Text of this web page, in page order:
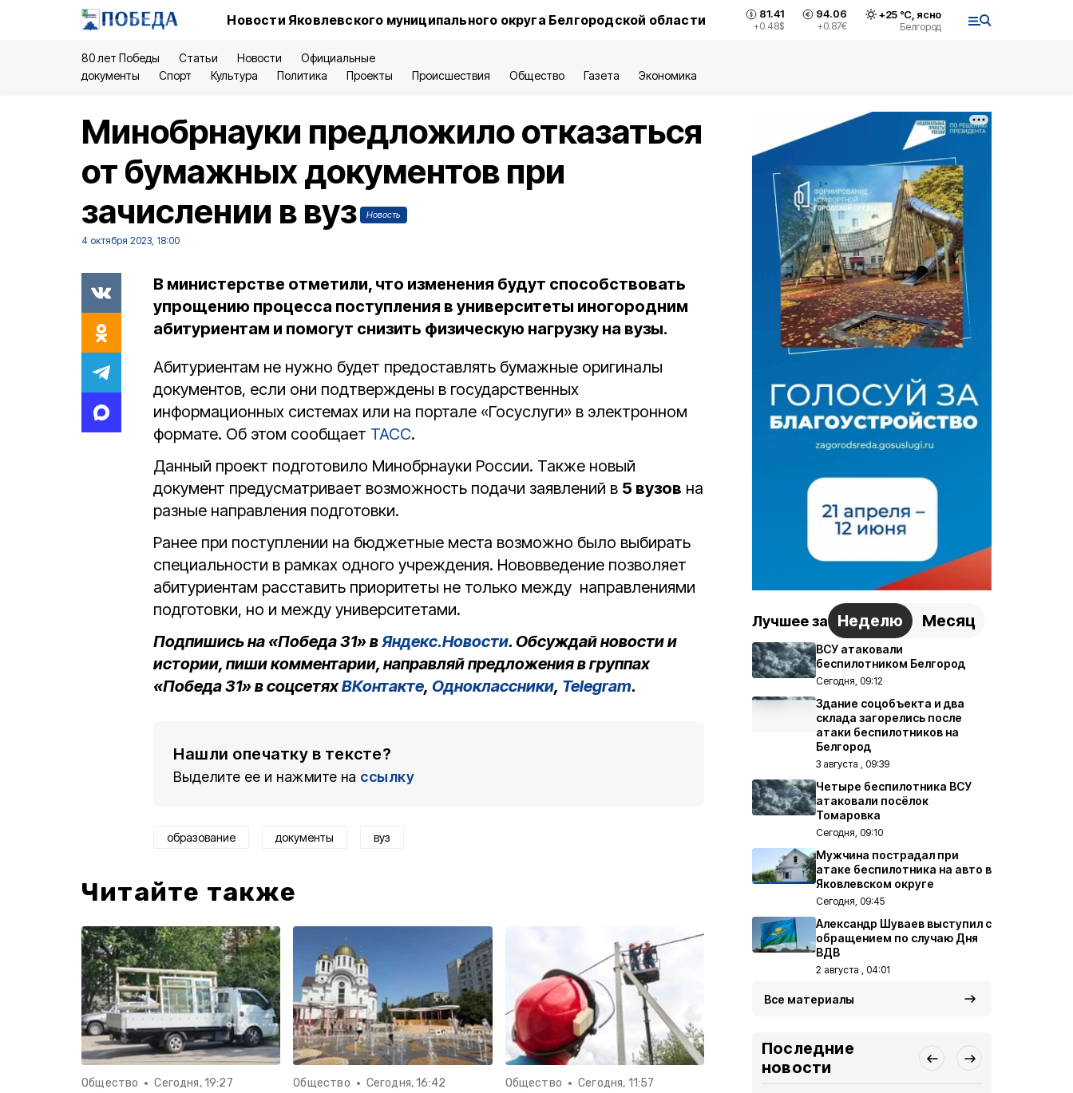
Новости Яковлевского муниципального округа Белгородской области 81.41
+0.48$
94.06
+0.87€
+25°С, ясно
Белгород
80 лет Победы Статьи Новости
Официальные
документы
Спорт Культура Политика Проекты Происшествия Общество Газета Экономика
Минобрнауки предложило отказаться
от бумажных документов при
зачислении в вуз
Новость
4 октября 2023, 18:00
В министерстве отметили, что изменения будут способствовать
упрощению процесса поступления в университеты иногородним
абитуриентам и помогут снизить физическую нагрузку на вузы.
Абитуриентам не нужно будет предоставлять бумажные оригиналы
документов, если они подтверждены в государственных
информационных системах или на портале «Госуслуги» в электронном
формате. Об этом сообщает ТАСС.
Данный проект подготовило Минобрнауки России. Также новый
документ предусматривает возможность подачи заявлений в 5 вузов на
разные направления подготовки.
Ранее при поступлении на бюджетные места возможно было выбирать
специальности в рамках одного учреждения. Нововведение позволяет
абитуриентам расставить приоритеты не только между направлениями
подготовки, но и между университетами.
Подпишись на «Победа 31» вЯндекс.Новости. Обсуждай новости и
истории, пиши комментарии, направляй предложения в группах
«Победа 31» в соцсетяхВКонтакте, Одноклассники, Telegram.
Нашли опечатку в тексте?
Выделите ее и нажмите на ссылку
образование документы вуз
Читайте также
Общество Сегодня, 19:27 Общество Сегодня, 16:42 Общество Сегодня, 11:57
Лучшее за Неделю Месяц
ВСУ атаковали
беспилотником Белгород
Сегодня, 09:12
Здание соцобъекта и два
склада загорелись после
атаки беспилотников на
Белгород
3 августа , 09:39
Четыре беспилотника ВСУ
атаковали посёлок
Томаровка
Сегодня, 09:10
Мужчина пострадал при
атаке беспилотника на авто в
Яковлевском округе
Сегодня, 09:45
Александр Шуваев выступил с
обращением по случаю Дня
ВДВ
2 августа , 04:01
Все материалы
Последние
новости